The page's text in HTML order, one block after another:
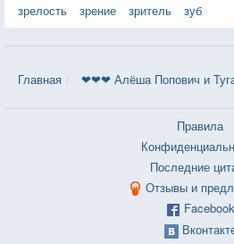
зрелость
зрение зритель зуб
Главная ❤❤❤ Алёша Попович и
Правила
Последние
Отзывы и
Facebook